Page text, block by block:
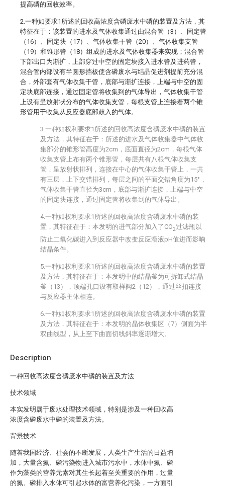
Description
一种回收高浓度含磷废水中磷的装置及方法
技术领域
本实发明属于废水处理技术领域，特别是涉及一种回收高
浓度含磷废水中磷的装置及方法。
背景技术
随着我国经济、社会的不断发展，人类生产生活的日益增
加，大量含氮、磷污染物进入城市污水中，水体中氮、磷
作为藻类的营养元素对其生长起着至关重要的作用，过量
的氮、磷排入水体可引起水体的富营养化污染，一方面引
提高磷的回收效率。
2.一种如要求1所述的回收高浓度含磷废水中磷的装置及方法，其
特征在于：该装置的进水及气体收集通过由混合管（3）、固定管
（16）、固定块（17）、气体收集干管（20）、气体收集支管
（19）和锥形管（18）组成的进水及气体收集器来实现；混合管
下部出口为渐扩，上部穿过中空的固定块接入进水管及进药管，
混合管内部设有半圆形挡板使含磷废水与结晶促进剂提前充分混
合，外部套有气体收集干管，底部与渐扩连接，上端与中空的固
定块底部连接，通过固定管将收集到的气体导出，气体收集干管
上设有呈放射状分布的气体收集支管，每根支管上连接着两个锥
形管用于收集从反应器底部鼓入的气体。
3.一种如权利要求1所述的回收高浓度含磷废水中磷的装置
及方法，其特征在于：所述的进水及气体收集器中气体收
集部分的锥形管高度为2cm，底面直径为2cm，每根气体
收集支管上布有两个锥形管，每层共有八根气体收集支
管，呈放射状排列，连接在中心的气体收集干管上，一共
有三层，上下交错排列，每层之间的平面交错角度为15°，
气体收集干管直径为3cm，底部与渐扩连接，上端与中空
的固定块连接，通过固定管将收集到的气体导出。
4.一种如权利要求1所述的回收高浓度含磷废水中磷的装
置，其特征在于：本发明的进气部分加入了CO2过滤瓶以
防止二氧化碳进入到反应器中改变反应溶液pH值进而影响
结晶条件。
5.一种如权利要求1所述的回收高浓度含磷废水中磷的装置
及方法，其特征在于：本发明中的结晶釜为可拆卸式结晶
釜（13），顶端孔口设有取样阀2（12），通过丝扣连接
与反应器主体相连。
6.一种如权利要求1所述的回收高浓度含磷废水中磷的装置
及方法，其特征在于：本发明的晶体收集区（7）侧面为半
双曲线型，从上至下曲面切线斜率逐渐增大。